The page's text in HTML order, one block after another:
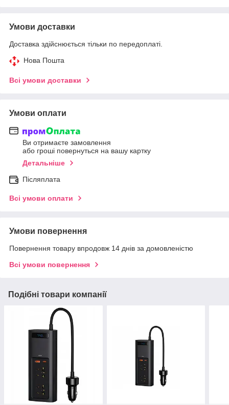
Умови доставки
Доставка здійснюється тільки по передоплаті.
Нова Пошта
Всі умови доставки
Умови оплати
Ви отримаєте замовлення
або гроші повернуться на вашу картку
Детальніше
Післяплата
Всі умови оплати
Умови повернення
Повернення товару впродовж 14 днів за домовленістю
Всі умови повернення
Подібні товари компанії